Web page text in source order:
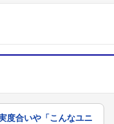
度合いや「こんなユニ